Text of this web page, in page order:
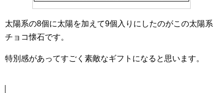
太陽系の8個に太陽を加えて9個入りにしたのがこの太陽系
チョコ懐石です。
特別感があってすごく素敵なギフトになると思います。